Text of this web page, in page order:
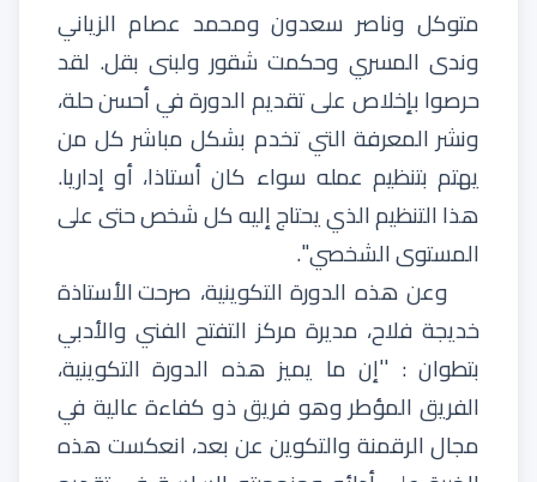
متوكل وناصر سعدون ومحمد عصام الزياني
وندى المسري وحكمت شقور ولبنى بقل. لقد
حرصوابإخلاص علىتقديمالدورةفيأحسنحلة،
ونشر المعرفة التيتخدم بشكل مباشر كل من
يهتم بتنظيم عمله سواء كان أستاذا، أو إداريا.
هذاالتنظيمالذييحتاجإليهكلشخصحتىعلى
المستوىالشخصي''.
وعن هذه الدورة التكوينية، صرحتالأستاذة
خديجة فلاح، مديرة مركز التفتح الفني والأدبي
بتطوان:
''إن ما يميز هذه الدورة التكوينية،
الفريق المؤطروهو فريقذو كفاءة عالية في
مجالالرقمنةوالتكوين عنبعد، انعكستهذه